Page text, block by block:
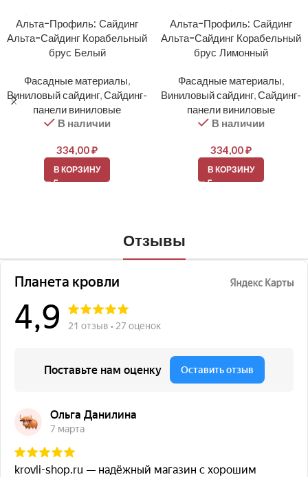
Альта-Профиль: Сайдинг
Альта-Сайдинг Корабельный
брус Белый
Фасадные материалы,
Виниловый сайдинг,Сайдинг-
панели виниловые
В наличии
334,00₽
В КОРЗИНУ
Альта-Профиль: Сайдинг
Альта-Сайдинг Корабельный
брус Лимонный
Фасадные материалы,
Виниловый сайдинг,Сайдинг-
панели виниловые
В наличии
334,00₽
В КОРЗИНУ
Отзывы